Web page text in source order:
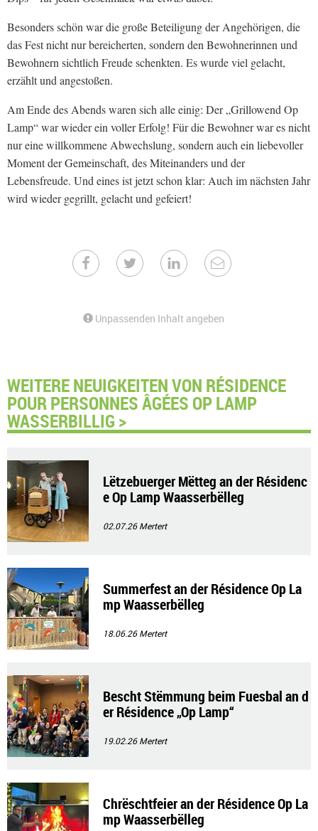
Besonders schön war die große Beteiligung der Angehörigen, die
das Fest nicht nur bereicherten, sondern den Bewohnerinnen und
Bewohnern sichtlich Freude schenkten. Es wurde viel gelacht,
erzählt und angestoßen.
Am Ende des Abends waren sich alle einig: Der „Grillowend Op
Lamp“ war wieder ein voller Erfolg! Für die Bewohner war es nicht
nur eine willkommene Abwechslung, sondern auch ein liebevoller
Moment der Gemeinschaft, des Miteinanders und der
Lebensfreude. Und eines ist jetzt schon klar: Auch im nächsten Jahr
wird wieder gegrillt, gelacht und gefeiert!
Unpassenden Inhalt angeben
WEITERE NEUIGKEITEN VON RÉSIDENCE
POUR PERSONNES ÂGÉES OP LAMP
WASSERBILLIG >
Lëtzebuerger Mëtteg an der Résidenc
e Op Lamp Waasserbëlleg
02.07.26Mertert
Summerfest an der Résidence Op La
mp Waasserbëlleg
18.06.26Mertert
Bescht Stëmmung beim Fuesbal an d
er Résidence „Op Lamp“
19.02.26Mertert
Chrëschtfeier an der Résidence Op La
mp Waasserbëlleg